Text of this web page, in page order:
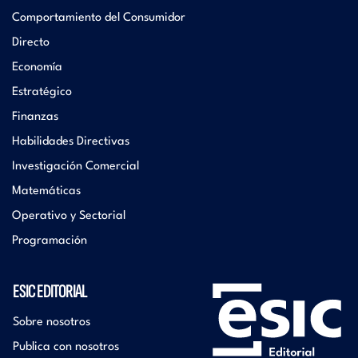
Comportamiento del Consumidor
Directo
Economía
Estratégico
Finanzas
Habilidades Directivas
Investigación Comercial
Matemáticas
Operativo y Sectorial
Programación
ESIC EDITORIAL
Sobre nosotros
Publica con nosotros